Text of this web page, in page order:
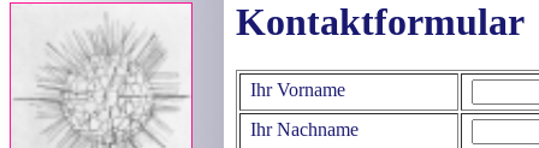
Kontaktformular
Ihr Vorname
Ihr Nachname